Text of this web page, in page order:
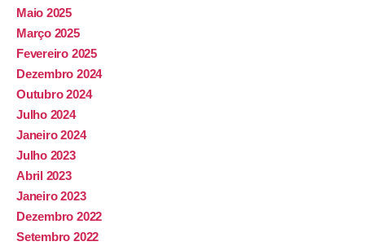
Maio 2025
Março 2025
Fevereiro 2025
Dezembro 2024
Outubro 2024
Julho 2024
Janeiro 2024
Julho 2023
Abril 2023
Janeiro 2023
Dezembro 2022
Setembro 2022